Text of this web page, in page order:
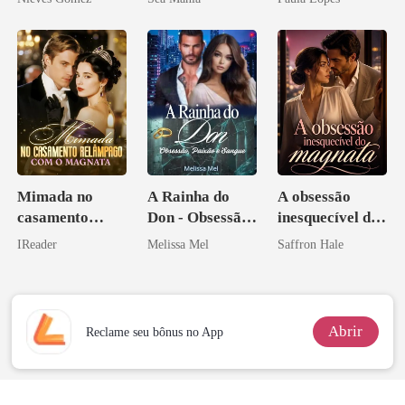
Mimada no
casamento
relâmpago com
IReader
A Rainha do
Don - Obsessão,
Paixão e Sangue
Melissa Mel
A obsessão
inesquecível do
magnata
Saffron Hale
Reclame seu bônus no App Abrir